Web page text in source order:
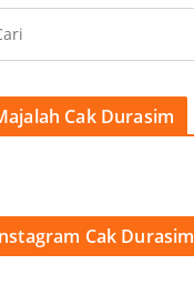
Cak Durasim
Cak Durasim